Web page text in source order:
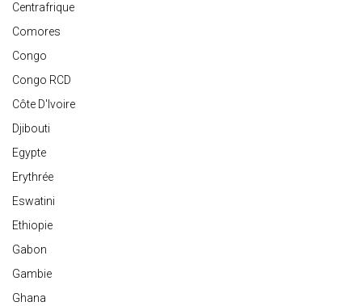
Centrafrique
Comores
Congo
Congo RCD
Côte D'Ivoire
Djibouti
Egypte
Erythrée
Eswatini
Ethiopie
Gabon
Gambie
Ghana